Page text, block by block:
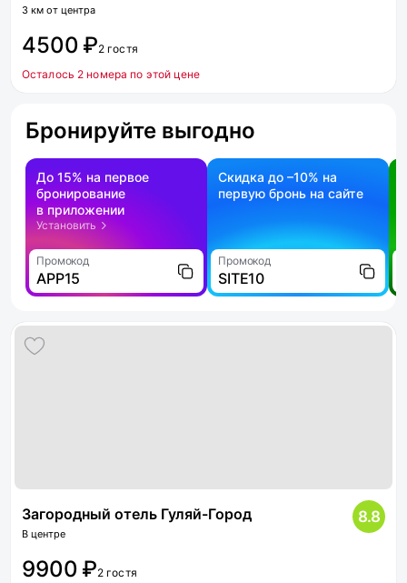
3 км от центра
4500 ₽2 гостя
Осталось 2 номера по этой цене
Бронируйте выгодно
До 15% на первое
бронирование
в приложении
Установить
Промокод
APP15
Скидка до –10% на
первую бронь на сайте
Промокод
SITE10
Загородный отель Гуляй-Город
В центре
8.8
9900 ₽2 гостя